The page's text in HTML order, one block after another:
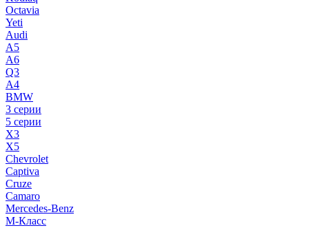
Octavia
Yeti
Audi
A5
A6
Q3
A4
BMW
3 серии
5 серии
X3
X5
Chevrolet
Captiva
Cruze
Camaro
Mercedes-Benz
M-Класс